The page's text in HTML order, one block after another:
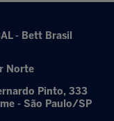
- Bett Brasil
Norte
Pinto, 333
- São Paulo/SP